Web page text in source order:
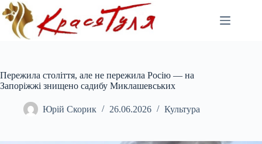
Перейти
до
вмісту
Пережила століття, але не пережила Росію — на
Запоріжжі знищено садибу Миклашевських
Юрій Скорик 26.06.2026 Культура